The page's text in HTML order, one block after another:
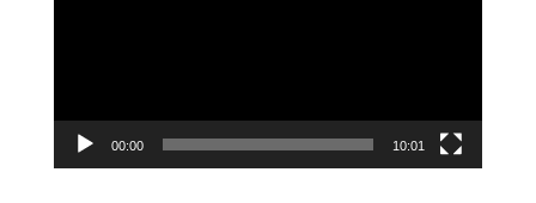
00:00 10:01